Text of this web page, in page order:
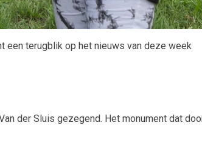
een terugblik op het nieuws van deze week
der Sluis gezegend. Het monument dat